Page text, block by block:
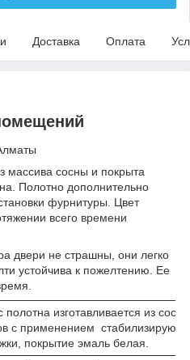
Доставка Оплата
массива сосны и покрыта
Полотно дополнительно
фурнитуры. Цвет
всего времени
двери не страшны, они легко
устойчива к пожелтению. Ее
полотна изготавливается из
с применением
покрытие эмаль белая.